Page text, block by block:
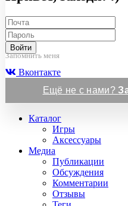
Войти
Запомнить меня
Вконтакте
Ещё не с нами?
Каталог
Игры
Аксессуары
Медиа
Публикации
Обсуждения
Комментарии
Отзывы